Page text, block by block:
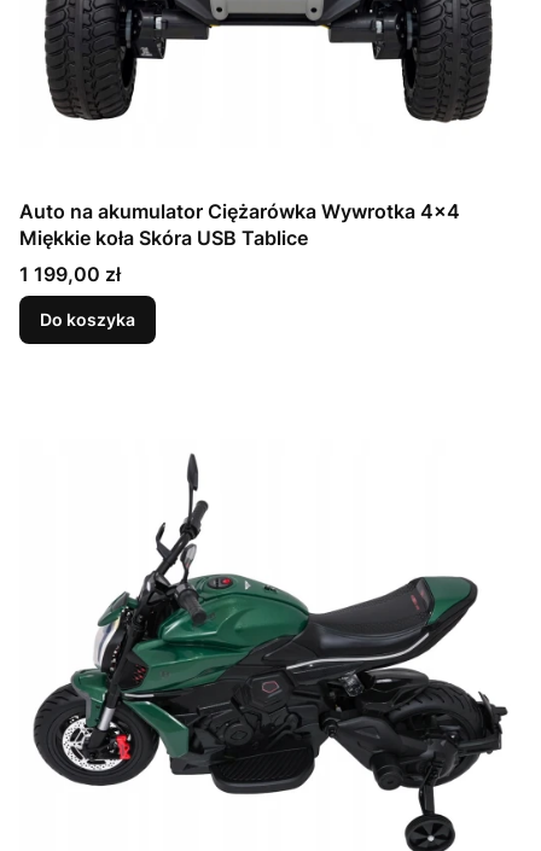
Auto na akumulator Ciężarówka Wywrotka 4x4
Miękkie koła Skóra USB Tablice
Cena
1 199,00 zł
Do koszyka